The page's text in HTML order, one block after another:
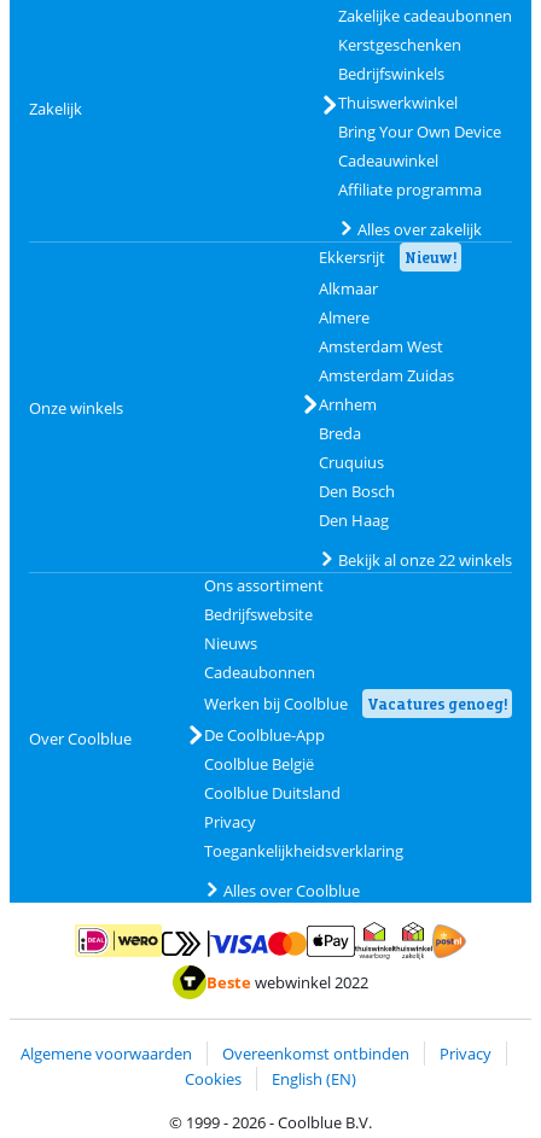
Zakelijk
Zakelijke cadeaubonnen
Kerstgeschenken
Bedrijfswinkels
Thuiswerkwinkel
Bring Your Own Device
Cadeauwinkel
Affiliate programma
Alles over zakelijk
Onze winkels
Ekkersrijt Nieuw!
Alkmaar
Almere
Amsterdam West
Amsterdam Zuidas
Arnhem
Breda
Cruquius
Den Bosch
Den Haag
Bekijk al onze 22 winkels
Over Coolblue
Ons assortiment
Bedrijfswebsite
Nieuws
Cadeaubonnen
Werken bij Coolblue
Vacatures genoeg!
De Coolblue-App
Coolblue België
Coolblue Duitsland
Privacy
Toegankelijkheidsverklaring
Alles over Coolblue
Betalen met iDEAL | WeroBetalen met MasterCard en Visa via ClickToPay
Betalen met ApplePay
Thuiswinkel waarborg
Bestewebwinkel 2022
Algemene voorwaarden Overeenkomst ontbinden
Privacy
Cookies
English (EN)
© 1999 - 2026 - Coolblue B.V.